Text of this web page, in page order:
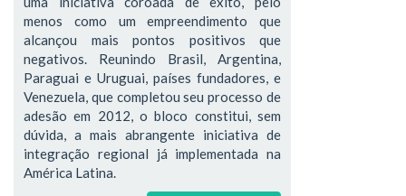
menos como um empreendimento que
alcançou mais pontos positivos que
negativos. Reunindo Brasil, Argentina,
Paraguai e Uruguai, países fundadores, e
Venezuela, que completou seu processo de
adesão em 2012, o bloco constitui, sem
dúvida, a mais abrangente iniciativa de
integração regional já implementada na
América Latina.